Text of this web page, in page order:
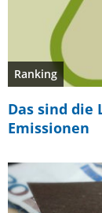
Ranking
Das sind die
Emissionen